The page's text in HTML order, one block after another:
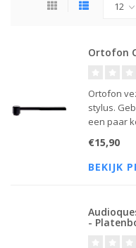
Ortofon
Ortofon
stylus.
een paar
wanneer
wisselt.
€15,90
BEKIJK
-